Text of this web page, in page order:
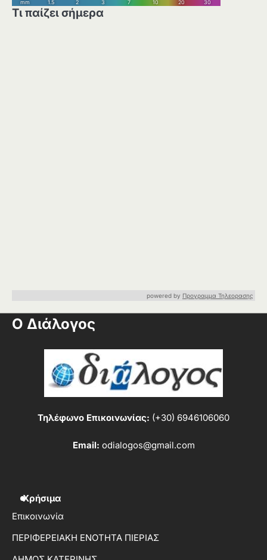
Τι παίζει σήμερα
powered by Προγραμμα Τηλεορασης
Ο Διάλογος
Τηλέφωνο Επικοινωνίας: (+30) 6946106060
Email: odialogos@gmail.com
Χρήσιμα
Επικοινωνία
ΠΕΡΙΦΕΡΕΙΑΚΗ ΕΝΟΤΗΤΑ ΠΙΕΡΙΑΣ